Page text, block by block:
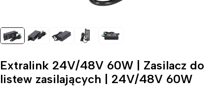
Extralink 24V/48V 60W | Zasilacz do
listew zasilających | 24V/48V 60W